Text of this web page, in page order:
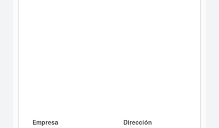
Empresa Dirección